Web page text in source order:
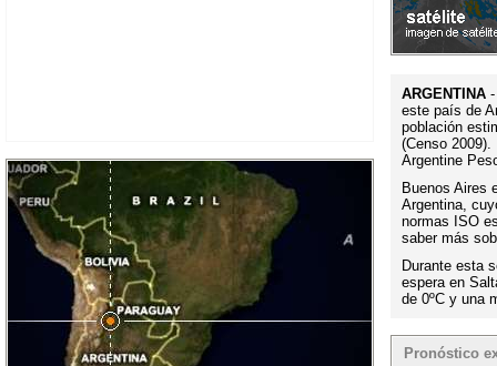
ARGENTINA
este país de
población
(Censo
Argentine
Buenos Aires
Argentina,
normas ISO
saber más
Durante esta
espera en
de 0ºC y una
Pronóstico